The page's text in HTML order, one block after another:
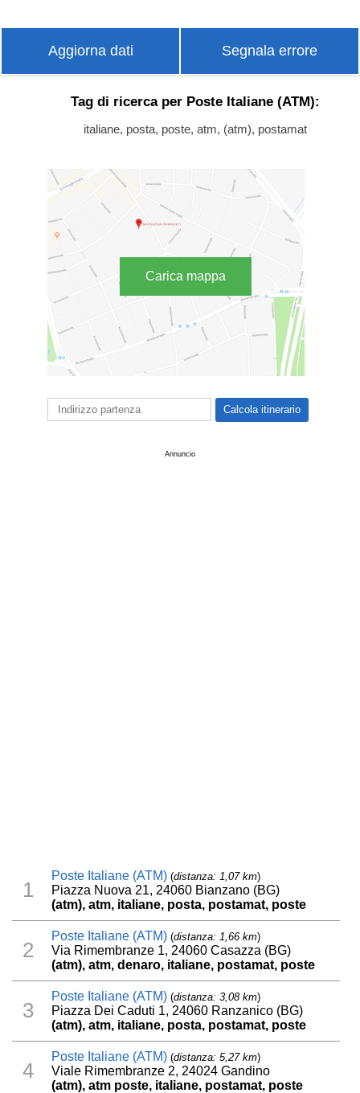
Aggiorna dati Segnala errore
Tag di ricerca per Poste Italiane (ATM):
italiane, posta, poste, atm, (atm), postamat
Carica mappa
Annuncio
1
Poste Italiane (ATM) (distanza: 1,07 km)
Piazza Nuova 21, 24060 Bianzano (BG)
(atm), atm, italiane, posta, postamat, poste
2
Poste Italiane (ATM) (distanza: 1,66 km)
Via Rimembranze 1, 24060 Casazza (BG)
(atm), atm, denaro, italiane, postamat, poste
3
Poste Italiane (ATM) (distanza: 3,08 km)
Piazza Dei Caduti 1, 24060 Ranzanico (BG)
(atm), atm, italiane, posta, postamat, poste
4
Poste Italiane (ATM) (distanza: 5,27 km)
Viale Rimembranze 2, 24024 Gandino
(atm), atm poste, italiane, postamat, poste